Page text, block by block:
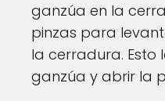
ganzúa en la
pinzas para
la cerradura. Esto
ganzúa y abrir la